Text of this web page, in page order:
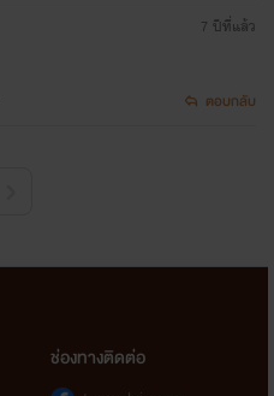
7 ปีที่แล้ว
ตอบกลับ
ช่องทางติดต่อ